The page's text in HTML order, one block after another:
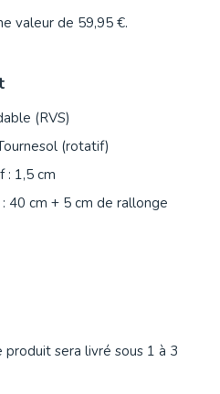
valeur de 59,95 €.
(RVS)
(rotatif)
: 1,5 cm
40 cm + 5 cm de rallonge
sera livré sous 1 à 3